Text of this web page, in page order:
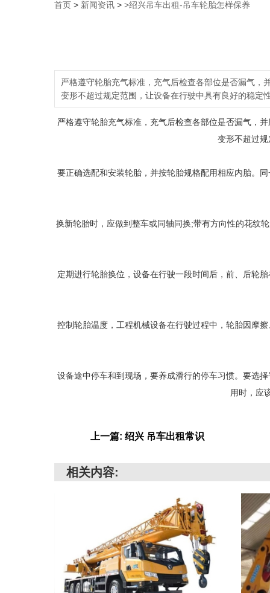
首页 > 新闻资讯 > >绍兴吊车出租-吊车轮胎怎样保养
严格遵守轮胎充气标准，充气后检查各部位是否漏气
变形不超过规定范围，让设备在行驶中具有良好的稳定
严格遵守轮胎充气标准，充气后检查各部位是否漏气，
变形不超过
要正确选配和安装轮胎，并按轮胎规格配用相应内胎。
换新轮胎时，应做到整车或同轴同换;带有方向性的花纹
定期进行轮胎换位，设备在行驶一段时间后，前、后轮
控制轮胎温度，工程机械设备在行驶过程中，轮胎因摩
设备途中停车和到现场，要养成滑行的停车习惯。要选
用时，应
上一篇: 绍兴 吊车出租常识
相关内容: